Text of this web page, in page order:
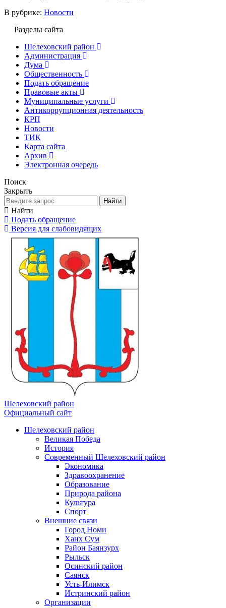
В рубрике: Новости
Разделы сайта
Шелеховский район
Администрация
Дума
Общественность
Подать обращение
Правовые акты
Муниципальные услуги
Антикоррупционная деятельность
КРП
Новости
ТИК
Карта сайта
Архив
Электронная очередь
Поиск
Закрыть
Найти
Найти
Подать обращение
Версия для слабовидящих
Шелеховский район
Официальный сайт
Шелеховский район
Великая Победа
История
Современный Шелеховский район
Экономика
Здравоохранение
Образование
Природа района
Культура
Спорт
Внешние связи
Город Номи
Ханх Сум
Район Баянзурх
Рыльск
Осинский район
Саянск
Усть-Илимск
Истринский район
Организации